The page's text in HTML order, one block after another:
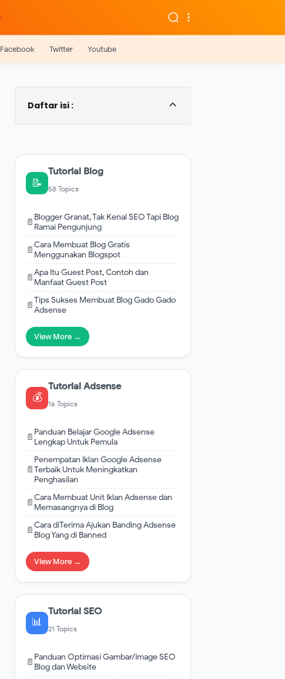
Facebook Twitter Youtube
Daftar isi :
Membeli Lisensi Tools Rewrite
Mencari Topik Yang Akan dijadikan
Copas
Copy Semua Artikel
Post amp Cek Di CopyScape
📝
Tutorial Blog
58 Topics
📄 Blogger Granat, Tak Kenal SEO Tapi Blog
Ramai Pengunjung
📄Cara Membuat Blog Gratis
Menggunakan Blogspot
📄Apa Itu Guest Post, Contoh dan
Manfaat Guest Post
📄Tips Sukses Membuat Blog Gado Gado
Adsense
View More →
💰
Tutorial Adsense
16 Topics
📄 Panduan Belajar Google Adsense
Lengkap Untuk Pemula
📄
Penempatan Iklan Google Adsense
Terbaik Untuk Meningkatkan
Penghasilan
📄Cara Membuat Unit Iklan Adsense dan
Memasangnya di Blog
📄Cara diTerima Ajukan Banding Adsense
Blog Yang di Banned
View More →
📊
Tutorial SEO
21 Topics
📄 Panduan Optimasi Gambar/Image SEO
Blog dan Website